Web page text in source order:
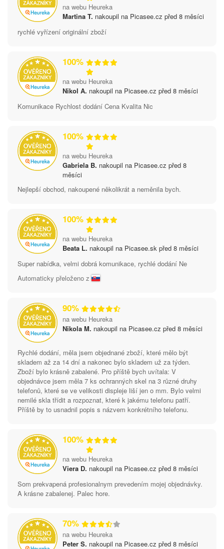
na webu Heureka
Martina T. nakoupil na Picasee.cz před 8 měsíci
rychlé vyřízení originální zboží
100%
na webu Heureka
Nikol A. nakoupil na Picasee.cz před 8 měsíci
Komunikace Rychlost dodání Cena Kvalita Nic
100%
na webu Heureka
Gabriela B. nakoupil na Picasee.cz před 8
měsíci
Nejlepší obchod, nakoupené několikrát a neměnila bych.
100%
na webu Heureka
Beata L. nakoupil na Picasee.sk před 8 měsíci
Super nabídka, velmi dobrá komunikace, rychlé dodání Ne
Automaticky přeloženo z
90%
na webu Heureka
Nikola M. nakoupil na Picasee.cz před 8 měsíci
Rychlé dodání, měla jsem objednané zboží, které mělo být
skladem až za 14 dní a nakonec bylo skladem už za týden.
Zboží bylo krásně zabalené. Pro příště bych uvítala: V
objednávce jsem měla 7 ks ochranných skel na 3 různé druhy
telefonů, které se ve velikosti displeje liší jen o mm. Bylo velmi
nemilé skla třídit a rozpoznat, které k jakému telefonu patří.
Příště by to usnadnil popis s názvem konkrétního telefonu.
100%
na webu Heureka
Viera D. nakoupil na Picasee.cz před 8 měsíci
Som prekvapená profesionalnym prevedením mojej objednávky.
A krásne zabalenej. Palec hore.
70%
na webu Heureka
Peter S. nakoupil na Picasee.cz před 8 měsíci